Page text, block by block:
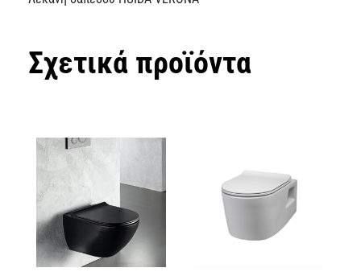
Σχετικά προϊόντα